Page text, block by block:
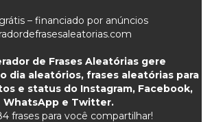
– financiado por anúncios
de Frases Aleatórias gere
dia aleatórios, frases aleatórias para
e status do Instagram, Facebook,
WhatsApp e Twitter.
frases para você compartilhar!